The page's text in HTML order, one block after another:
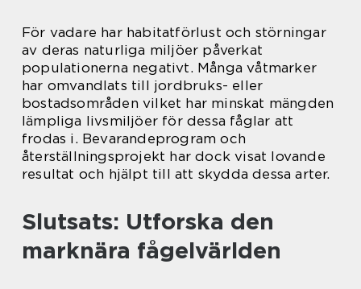
För vadare har habitatförlust och störningar
av deras naturliga miljöer påverkat
populationerna negativt. Många våtmarker
har omvandlats till jordbruks- eller
bostadsområden vilket har minskat mängden
lämpliga livsmiljöer för dessa fåglar att
frodas i. Bevarandeprogram och
återställningsprojekt har dock visat lovande
resultat och hjälpt till att skydda dessa arter.
Slutsats: Utforska den
marknära fågelvärlden